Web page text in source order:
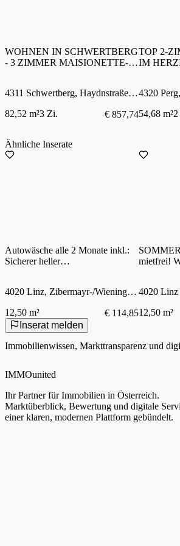
WOHNEN IN SCHWERTBERG
- 3 ZIMMER MAISIONETTE-
EIGENGARTEN
4311 Schwertberg, Haydnstraße 14
82,52 m²3 Zi. € 857,74
TOP 2-
IM
4320
54,68 m²
Ähnliche Inserate
Autowäsche alle 2 Monate inkl.:
Sicherer heller
dem Sportzentrum OED!
4020 Linz, Zibermayr-/Wieningerstraße
12,50 m²
€ 114,85
mietfrei!
Straße!
4020 Linz
12,50 m²
Inserat melden
Immobilienwissen, Markttransparenz und
IMMOunited
Ihr Partner für Immobilien in Österreich.
Marktüberblick, Bewertung und digitale
einer klaren, modernen Plattform gebündelt.